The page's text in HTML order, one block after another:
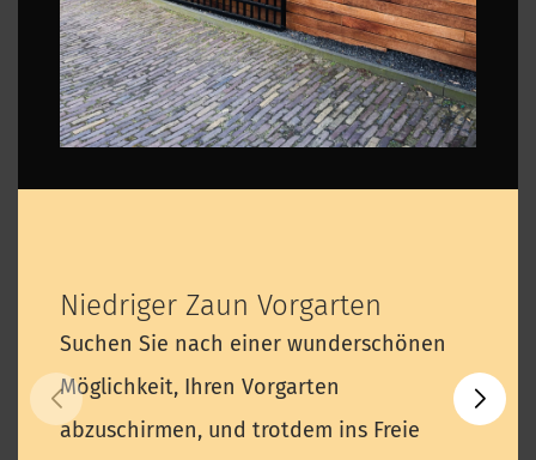
Niedriger Zaun Vorgarten
Suchen Sie nach einer wunderschönen
Möglichkeit, Ihren Vorgarten
abzuschirmen, und trotdem ins Freie